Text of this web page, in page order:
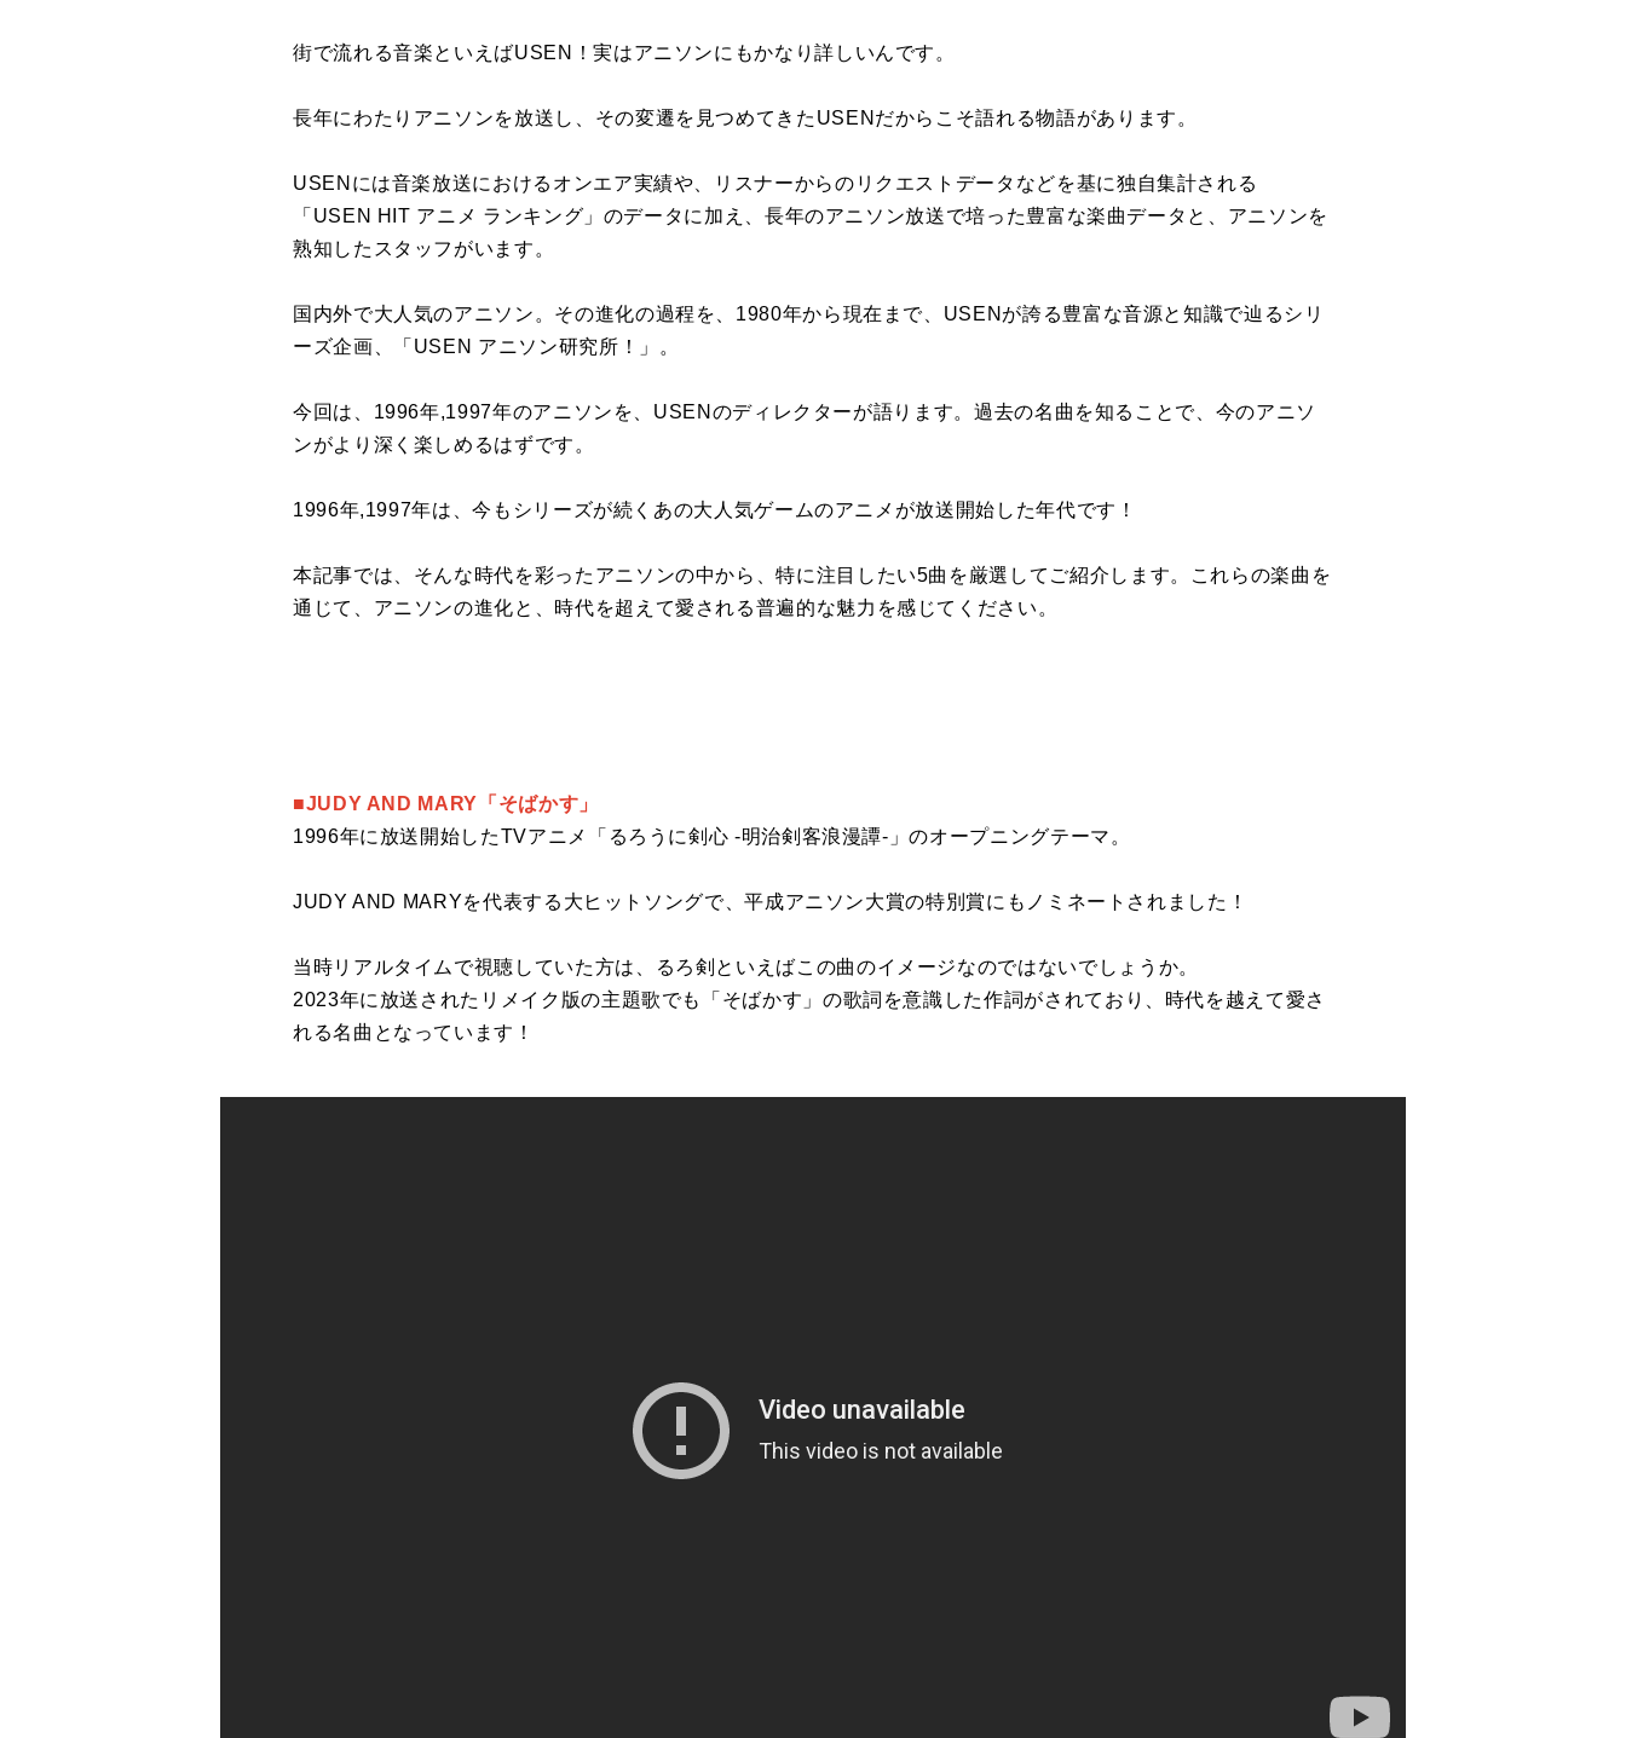
街で流れる音楽といえばUSEN！実はアニソンにもかなり詳しいんです。
長年にわたりアニソンを放送し、その変遷を見つめてきたUSENだからこそ語れる物語があります。
USENには音楽放送におけるオンエア実績や、リスナーからのリクエストデータなどを基に独自集計される
「USEN HIT アニメ ランキング」のデータに加え、長年のアニソン放送で培った豊富な楽曲データと、アニソンを
熟知したスタッフがいます。
国内外で大人気のアニソン。その進化の過程を、1980年から現在まで、USENが誇る豊富な音源と知識で辿るシリ
ーズ企画、「USEN アニソン研究所！」。
今回は、1996年,1997年のアニソンを、USENのディレクターが語ります。過去の名曲を知ることで、今のアニソ
ンがより深く楽しめるはずです。
1996年,1997年は、今もシリーズが続くあの大人気ゲームのアニメが放送開始した年代です！
本記事では、そんな時代を彩ったアニソンの中から、特に注目したい5曲を厳選してご紹介します。これらの楽曲を
通じて、アニソンの進化と、時代を超えて愛される普遍的な魅力を感じてください。
■JUDY AND MARY「 そばかす 」
1996年に放送開始したTVアニメ「るろうに剣心 -明治剣客浪漫譚-」のオープニングテーマ。
JUDY AND MARYを代表する大ヒットソングで、平成アニソン大賞の特別賞にもノミネートされました！
当時リアルタイムで視聴していた方は、るろ剣といえばこの曲のイメージなのではないでしょうか。
2023年に放送されたリメイク版の主題歌でも「そばかす」の歌詞を意識した作詞がされており、時代を越えて愛さ
れる名曲となっています！